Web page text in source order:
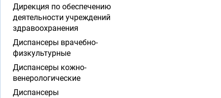
Дирекция по обеспечению
деятельности учреждений
здравоохранения
Диспансеры врачебно-
физкультурные
Диспансеры кожно-
венерологические
Диспансеры